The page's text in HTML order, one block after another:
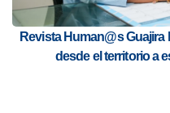
Revista Human@s
desde el territorio a